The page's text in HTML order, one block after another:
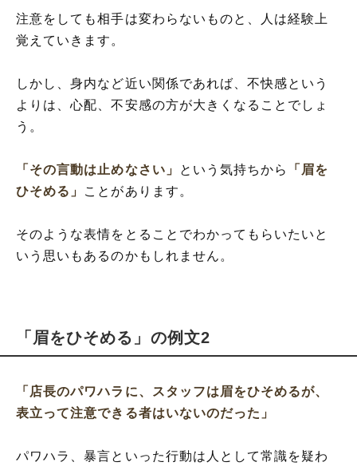
注意をしても相手は変わらないものと、人は経験上
覚えていきます。
しかし、身内など近い関係であれば、不快感という
よりは、心配、不安感の方が大きくなることでしょ
う。
「その言動は止めなさい」 という気持ちから
「眉を
ひそめる」 ことがあります。
そのような表情をとることでわかってもらいたいと
いう思いもあるのかもしれません。
「眉をひそめる」の例文2
「店長のパワハラに、スタッフは眉をひそめるが、
表立って注意できる者はいないのだった」
パワハラ、暴言といった行動は人として常識を疑わ